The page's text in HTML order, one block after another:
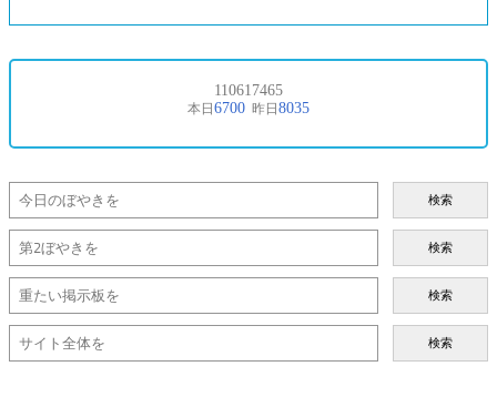
検索
検索
検索
検索